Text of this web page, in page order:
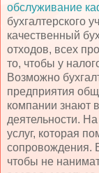
обслуживание
бухгалтерского
качественный
отходов, всех
то, чтобы у
Возможно
предприятия
компании знают
деятельности.
услуг, которая
сопровождения.
чтобы не